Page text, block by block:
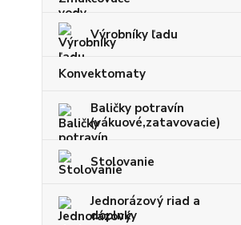
Výrobníky ľadu
Konvektomaty
Baličky potravín
(vákuové,zatavovacie)
Stolovanie
Jednorázový riad a
doplnky